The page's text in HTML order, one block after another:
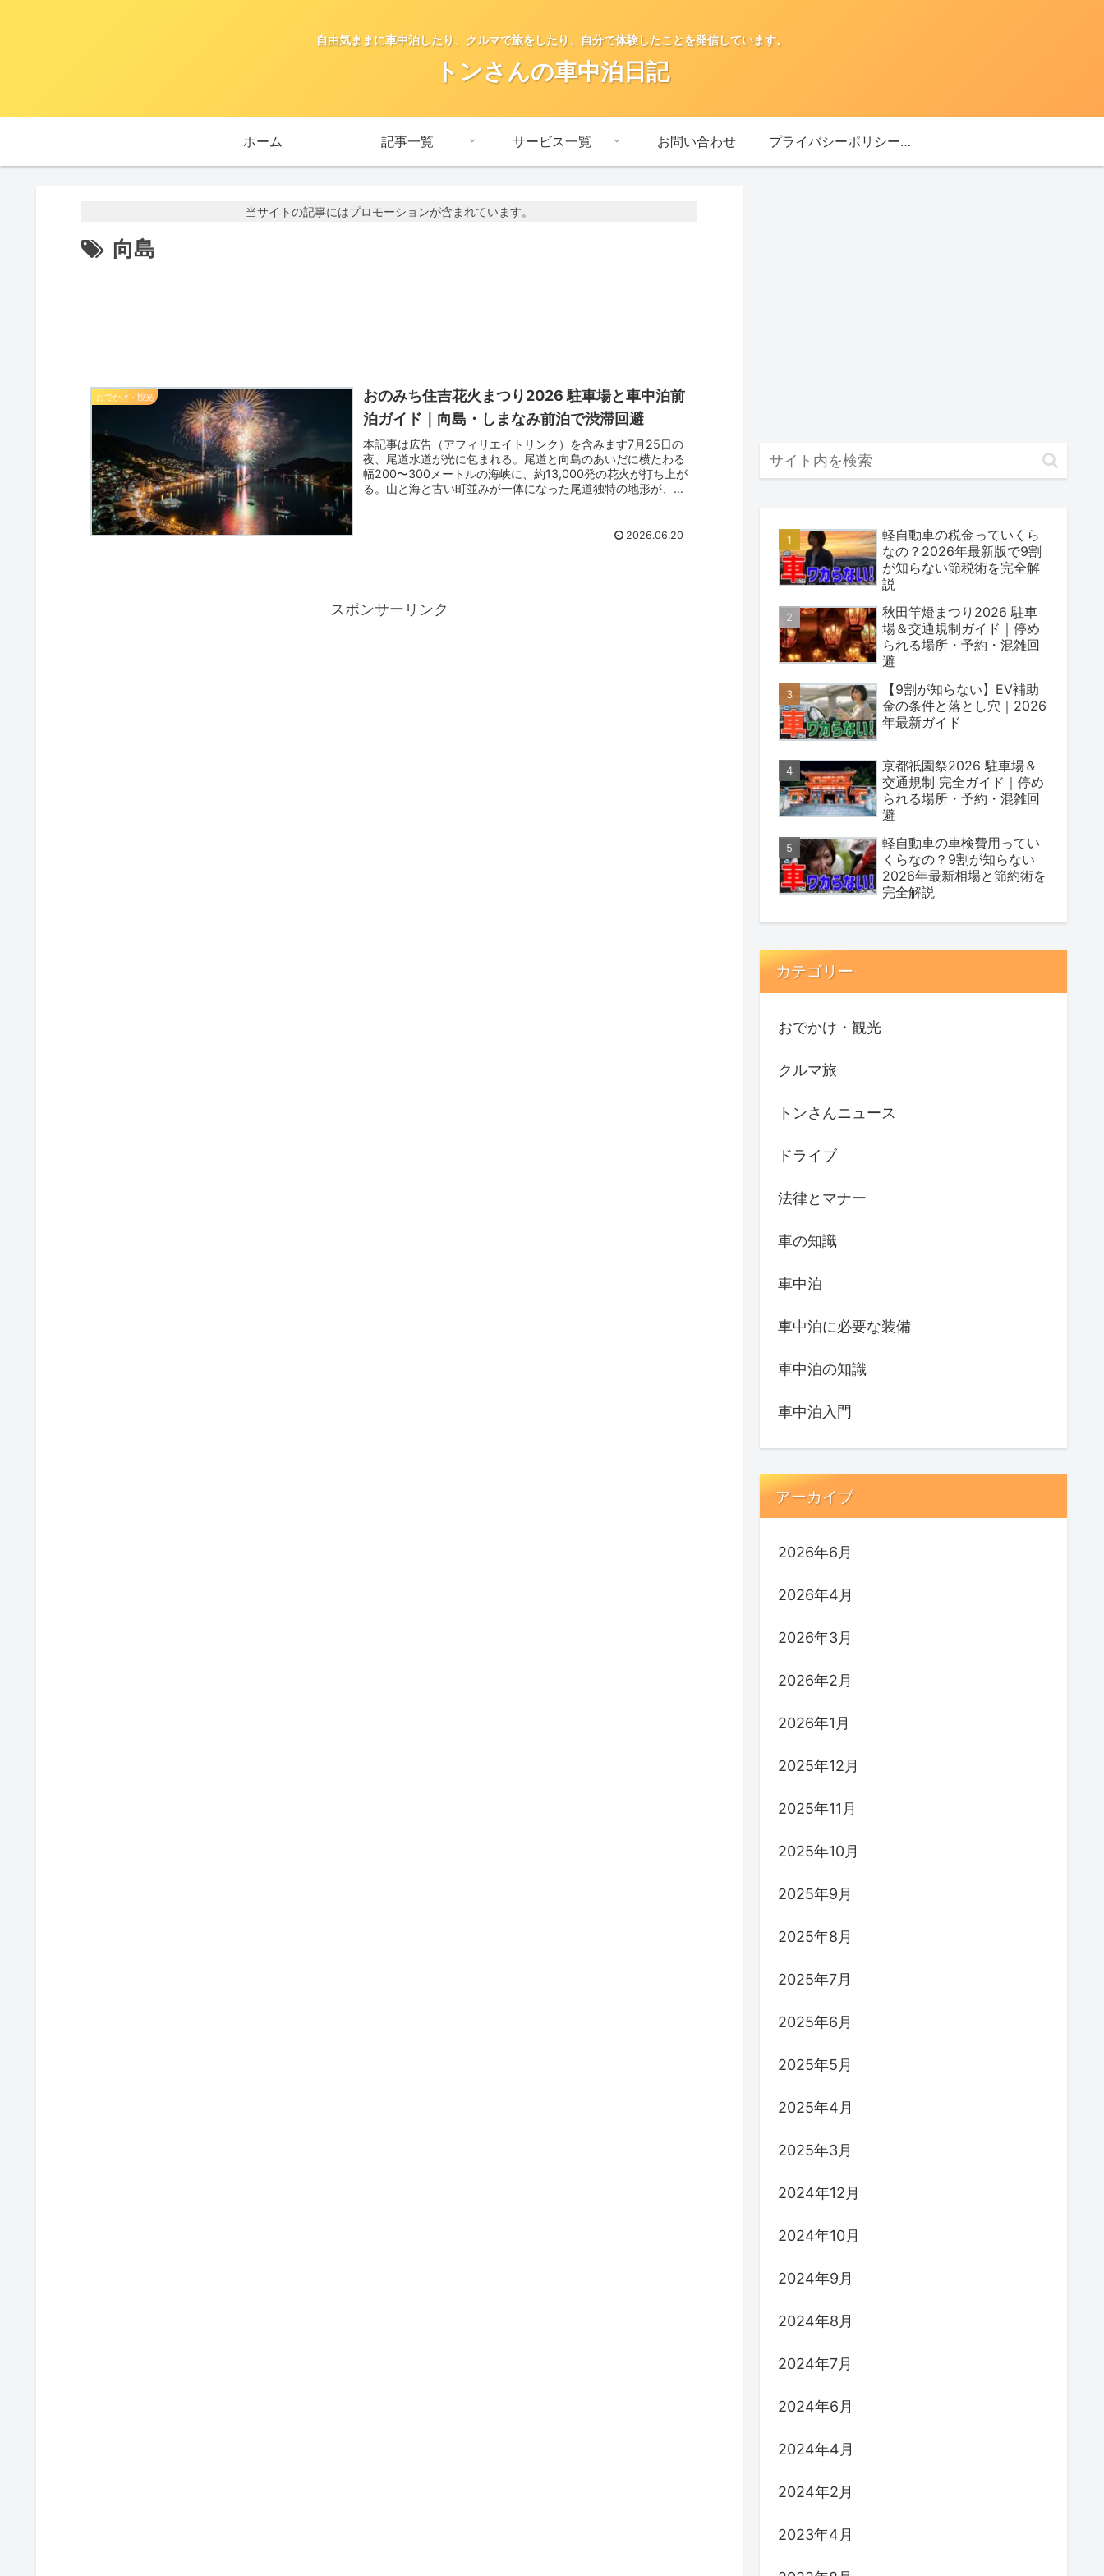
自由気ままに車中泊したり、クルマで旅をしたり、自分で体験したことを発信しています。
トンさんの車中泊日記
ホーム 記事一覧 サービス一覧 お問い合わせ プライバシーポリシー・免責事項
当サイトの記事にはプロモーションが含まれています。
向島
おでかけ・観光
おのみち住吉花火まつり2026 駐車場と車中泊前
泊ガイド｜向島・しまなみ前泊で渋滞回避
本記事は広告（アフィリエイトリンク）を含みます7月25日の
夜、尾道水道が光に包まれる。尾道と向島のあいだに横たわる
幅200〜300メートルの海峡に、約13,000発の花火が打ち上が
る。山と海と古い町並みが一体になった尾道独特の地形が、花
2026.06.20
スポンサーリンク
軽自動車の税金っていくら
なの？2026年最新版で9割
が知らない節税術を完全解
説
秋田竿燈まつり2026 駐車
場＆交通規制ガイド｜停め
られる場所・予約・混雑回
避
【9割が知らない】EV補助
金の条件と落とし穴｜2026
年最新ガイド
京都祇園祭2026 駐車場＆
交通規制 完全ガイド｜停め
られる場所・予約・混雑回
避
軽自動車の車検費用ってい
くらなの？9割が知らない
2026年最新相場と節約術を
完全解説
カテゴリー
おでかけ・観光
クルマ旅
トンさんニュース
ドライブ
法律とマナー
車の知識
車中泊
車中泊に必要な装備
車中泊の知識
車中泊入門
アーカイブ
2026年6月
2026年4月
2026年3月
2026年2月
2026年1月
2025年12月
2025年11月
2025年10月
2025年9月
2025年8月
2025年7月
2025年6月
2025年5月
2025年4月
2025年3月
2024年12月
2024年10月
2024年9月
2024年8月
2024年7月
2024年6月
2024年4月
2024年2月
2023年4月